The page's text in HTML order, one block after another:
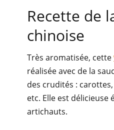
Recette de
chinoise
Très aromatisée, cette
réalisée avec de la
des crudités :
etc. Elle est délicieuse
artichauts.